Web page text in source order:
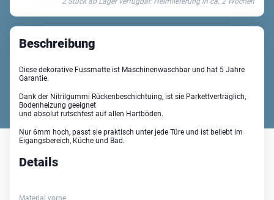
Fussmatte
waschbar
Beschreibung
Diese dekorative Fussmatte ist Maschinenwaschbar und hat 5 Jahre
Garantie.
Dank der Nitrilgummi Rückenbeschichtuing, ist sie Parkettverträglich,
Bodenheizung geeignet
und absolut rutschfest auf allen Hartböden.
Nur 6mm hoch, passt sie praktisch unter jede Türe und ist beliebt im
Eigangsbereich, Küche und Bad.
Details
Material vorne